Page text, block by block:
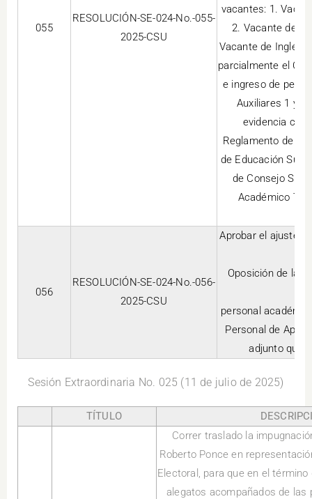
055
RESOLUCIÓN-SE-024-No.-055-
2025-CSU
vacantes: 1.
2. Vacante de
Vacante de Inglés
parcialmente el
e ingreso de
Auxiliares 1 y
evidencia
Reglamento de
de Educación
de Consejo
Académico
056
RESOLUCIÓN-SE-024-No.-056-
2025-CSU
Aprobar el ajuste
Oposición de la
personal
Personal de
adjunto que
Sesión Extraordinaria No. 025 (11 de julio de 2025)
TÍTULO
Correr traslado la
Roberto Ponce en
Electoral, para que en el
alegatos acompañados de las